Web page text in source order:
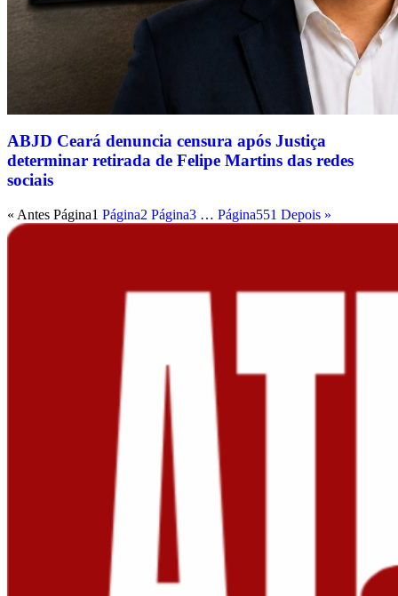
ABJD Ceará denuncia censura após Justiça
determinar retirada de Felipe Martins das redes
sociais
« Antes Página1 Página2 Página3 … Página551 Depois »